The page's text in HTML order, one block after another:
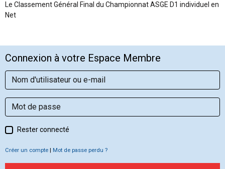
Le Classement Général Final du Championnat ASGE D1 individuel en
Net
Connexion à votre Espace Membre
Rester connecté
Créer un compte | Mot de passe perdu ?